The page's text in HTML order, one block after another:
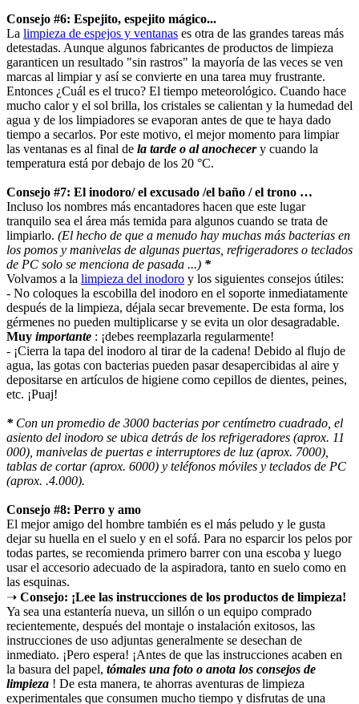
Consejo #6: Espejito, espejito mágico...
La limpieza de espejos y ventanas es otra de las grandes tareas más
detestadas. Aunque algunos fabricantes de productos de limpieza
garanticen un resultado "sin rastros" la mayoría de las veces se ven
marcas al limpiar y así se convierte en una tarea muy frustrante.
Entonces ¿Cuál es el truco? El tiempo meteorológico. Cuando hace
mucho calor y el sol brilla, los cristales se calientan y la humedad del
agua y de los limpiadores se evaporan antes de que te haya dado
tiempo a secarlos. Por este motivo, el mejor momento para limpiar
las ventanas es al final de la tarde o al anochecery cuando la
temperatura está por debajo de los 20 °C.
Consejo #7: El inodoro/ el excusado /el baño / el trono …
Incluso los nombres más encantadores hacen que este lugar
tranquilo sea el área más temida para algunos cuando se trata de
limpiarlo. (El hecho de que a menudo hay muchas más bacterias en
los pomos y manivelas de algunas puertas, refrigeradores o teclados
de PC solo se menciona de pasada ...) *
Volvamos a la limpieza del inodoro y los siguientes consejos útiles:
- No coloques la escobilla del inodoro en el soporte inmediatamente
después de la limpieza, déjala secar brevemente. De esta forma, los
gérmenes no pueden multiplicarse y se evita un olor desagradable.
Muy importante : ¡debes reemplazarla regularmente!
- ¡Cierra la tapa del inodoro al tirar de la cadena! Debido al flujo de
agua, las gotas con bacterias pueden pasar desapercibidas al aire y
depositarse en artículos de higiene como cepillos de dientes, peines,
etc. ¡Puaj!
* Con un promedio de 3000 bacterias por centímetro cuadrado, el
asiento del inodoro se ubica detrás de los refrigeradores (aprox. 11
000), manivelas de puertas e interruptores de luz (aprox. 7000),
tablas de cortar (aprox. 6000) y teléfonos móviles y teclados de PC
(aprox. .4.000).
Consejo #8: Perro y amo
El mejor amigo del hombre también es el más peludo y le gusta
dejar su huella en el suelo y en el sofá. Para no esparcir los pelos por
todas partes, se recomienda primero barrer con una escoba y luego
usar el accesorio adecuado de la aspiradora, tanto en suelo como en
las esquinas.
➝ Consejo: ¡Lee las instrucciones de los productos de limpieza!
Ya sea una estantería nueva, un sillón o un equipo comprado
recientemente, después del montaje o instalación exitosos, las
instrucciones de uso adjuntas generalmente se desechan de
inmediato. ¡Pero espera! ¡Antes de que las instrucciones acaben en
la basura del papel, tómales una foto o anota los consejos de
limpieza ! De esta manera, te ahorras aventuras de limpieza
experimentales que consumen mucho tiempo y disfrutas de una